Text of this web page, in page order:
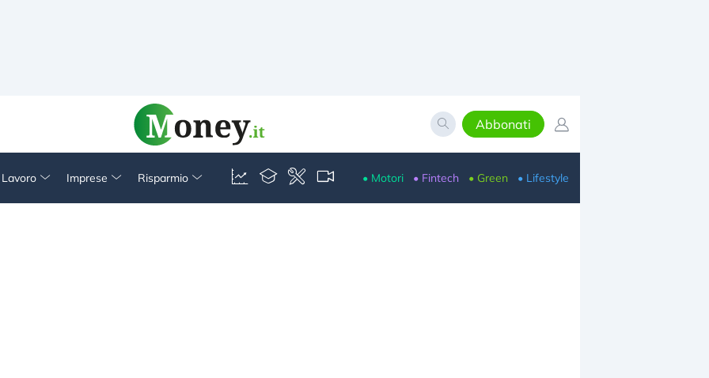
Abbonati
Imprese Risparmio • Motori • Fintech • Green • Lifestyle